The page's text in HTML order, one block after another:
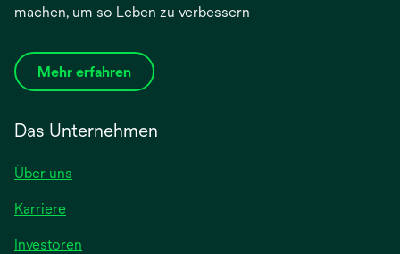
machen, um so Leben zu verbessern
Mehr erfahren
Das Unternehmen
Über uns
Karriere
Investoren